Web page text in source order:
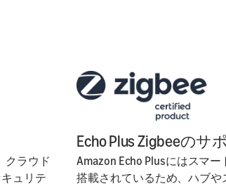
クラウド
ュリテ
Echo Plus Zigbeeのサ
Amazon Echo Plusにはスマ
搭載されているため、ハブや